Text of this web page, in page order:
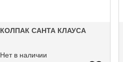
КОЛПАК САНТА КЛАУСА
Нет в наличии